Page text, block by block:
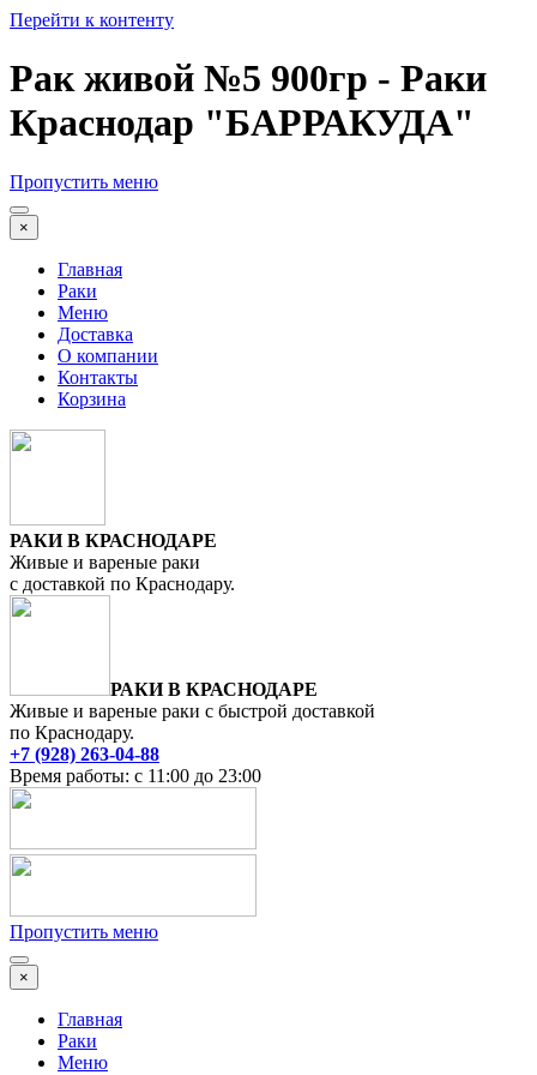
Перейти к контенту
Рак живой №5 900гр - Раки
Краснодар "БАРРАКУДА"
Пропустить меню
×
Главная
Раки
Меню
Доставка
О компании
Контакты
Корзина
РАКИ В КРАСНОДАРЕ
Живые и вареные раки
с доставкой по Краснодару.
РАКИ В КРАСНОДАРЕ
Живые и вареные раки с быстрой доставкой
по Краснодару.
+7 (928) 263-04-88
Время работы: с 11:00 до 23:00
Пропустить меню
×
Главная
Раки
Меню